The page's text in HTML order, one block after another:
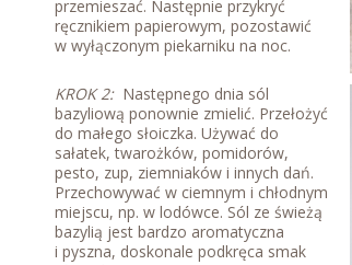
przemieszać. Następnie przykryć
ręcznikiem papierowym, pozostawić
w wyłączonym piekarniku na noc.
KROK 2:Następnego dnia sól
bazyliową ponownie zmielić. Przełożyć
do małego słoiczka. Używać do
sałatek, twarożków, pomidorów,
pesto, zup, ziemniaków i innych dań.
Przechowywać w ciemnym i chłodnym
miejscu, np. w lodówce. Sól ze świeżą
bazylią jest bardzo aromatyczna
i pyszna, doskonale podkręca smak